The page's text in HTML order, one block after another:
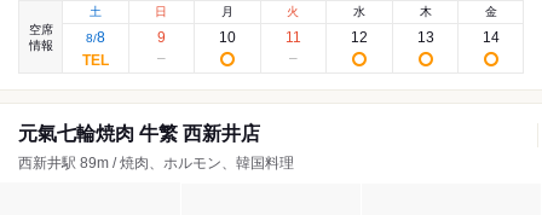
空席
情報
土
8/8
日
9
月
10
火
11
水
12
木
13
金
14
元氣七輪焼肉 牛繁 西新井店
西新井駅 89m / 焼肉、ホルモン、韓国料理